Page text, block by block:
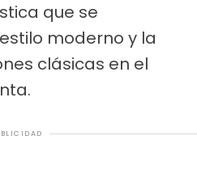
que se
moderno y la
clásicas en el